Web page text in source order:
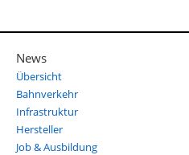
News
Übersicht
Bahnverkehr
Infrastruktur
Hersteller
Job & Ausbildung